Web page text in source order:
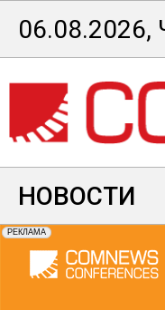
Перейти
к
основному
содержанию
06.08.2026,
НОВОСТИ